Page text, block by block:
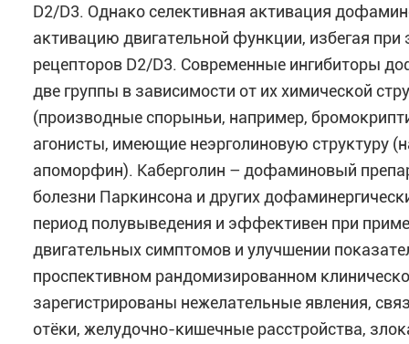
D2/D3. Однако селективная активация
активацию двигательной функции, избегая
рецепторов D2/D3. Современные ингибиторы
две группы в зависимости от их химической
(производные спорыньи, например,
агонисты, имеющие неэрголиновую структуру
апоморфин). Каберголин – дофаминовый
болезни Паркинсона и других
период полувыведения и эффективен при
двигательных симптомов и улучшении
проспективном рандомизированном
зарегистрированы нежелательные явления,
отёки, желудочно-кишечные расстройства,